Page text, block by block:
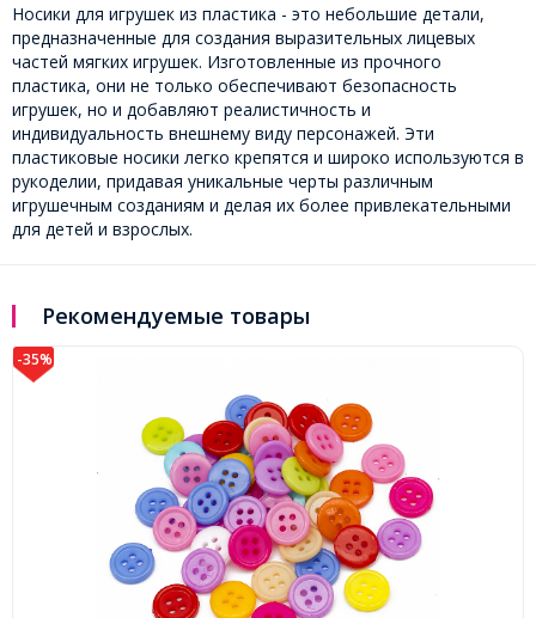
Носики для игрушек из пластика - это небольшие детали,
предназначенные для создания выразительных лицевых
частей мягких игрушек. Изготовленные из прочного
пластика, они не только обеспечивают безопасность
игрушек, но и добавляют реалистичность и
индивидуальность внешнему виду персонажей. Эти
пластиковые носики легко крепятся и широко используются в
рукоделии, придавая уникальные черты различным
игрушечным созданиям и делая их более привлекательными
для детей и взрослых.
Рекомендуемые товары
-35%